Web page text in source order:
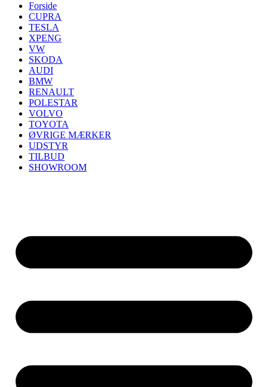
Forside
CUPRA
TESLA
XPENG
VW
SKODA
AUDI
BMW
RENAULT
POLESTAR
VOLVO
TOYOTA
ØVRIGE MÆRKER
UDSTYR
TILBUD
SHOWROOM